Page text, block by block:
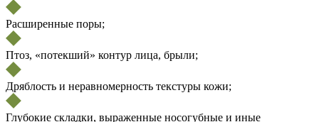
Расширенные поры;
Птоз, «потекший» контур лица, брыли;
Дряблость и неравномерность текстуры кожи;
Глубокие складки, выраженные носогубные и иные